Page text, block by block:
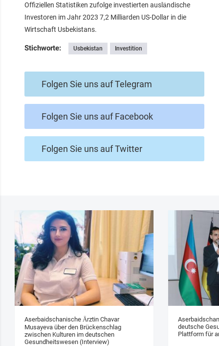
Offiziellen Statistiken zufolge investierten ausländische
Investoren im Jahr 2023 7,2 Milliarden US-Dollar in die
Wirtschaft Usbekistans.
Stichworte: Usbekistan Investition
Folgen Sie uns auf Telegram
Folgen Sie uns auf Facebook
Folgen Sie uns auf Twitter
Aserbaidschanische Ärztin Chavar
Musayeva über den Brückenschlag
zwischen Kulturen im deutschen
Gesundheitswesen (Interview)
deutsche
Plattform für